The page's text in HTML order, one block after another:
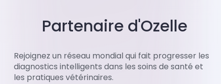
Partenaire d'Ozelle
Rejoignez un réseau mondial qui fait progresser les
diagnostics intelligents dans les soins de santé et
les pratiques vétérinaires.